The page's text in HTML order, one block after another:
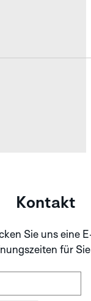
Kontakt
Sie uns eine
für